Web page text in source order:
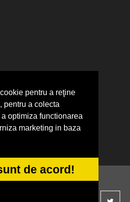
pentru a reţine
pentru a colecta
optimiza functionarea
marketing in baza
de acord!